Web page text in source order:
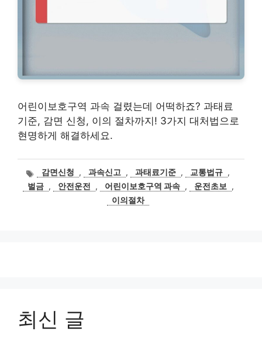
어린이보호구역 과속 걸렸는데 어떡하죠? 과태료
기준, 감면 신청, 이의 절차까지! 3가지 대처법으로
현명하게 해결하세요.
태
그
감면신청 , 과속신고 , 과태료기준 , 교통법규 ,
벌금 , 안전운전 , 어린이보호구역 과속 , 운전초보
,
이의절차
최신 글